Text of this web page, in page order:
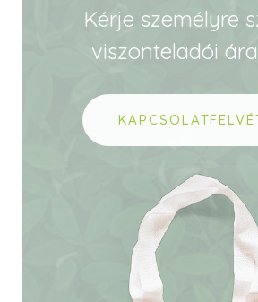
Kérje személyre
viszonteladói